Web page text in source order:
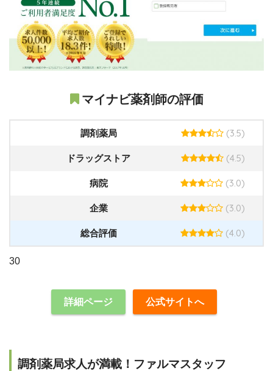
マイナビ薬剤師の評価
調剤薬局 (3.5)
ドラッグストア (4.5)
病院 (3.0)
企業 (3.0)
総合評価 (4.0)
30
詳細ページ 公式サイトへ
調剤薬局求人が満載！ファルマスタッフ